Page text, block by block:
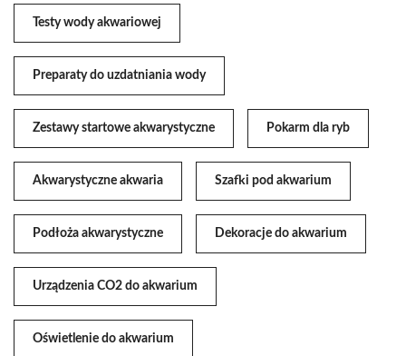
Testy wody akwariowej
Preparaty do uzdatniania wody
Zestawy startowe akwarystyczne Pokarm dla ryb
Akwarystyczne akwaria Szafki pod akwarium
Podłoża akwarystyczne Dekoracje do akwarium
Urządzenia CO2 do akwarium
Oświetlenie do akwarium